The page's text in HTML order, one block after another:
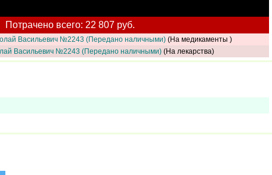
Потрачено всего: 22 807 руб.
Васильевич №2243 (Передано наличными) (На медикаменты )
Васильевич №2243 (Передано наличными) (На лекарства)